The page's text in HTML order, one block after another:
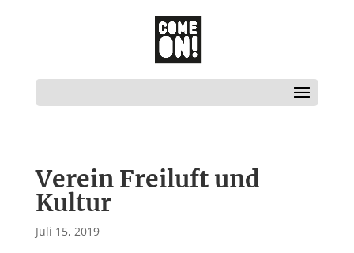
Verein Freiluft und
Kultur
Juli 15, 2019